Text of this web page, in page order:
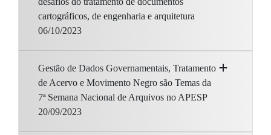
cartográficos, de engenharia e arquitetura
06/10/2023
Gestão de Dados Governamentais, Tratamento
de Acervo e Movimento Negro são Temas da
7ª Semana Nacional de Arquivos no APESP
20/09/2023